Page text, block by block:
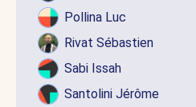
Pollina Luc
Rivat Sébastien
Sabi Issah
Santolini Jérôme